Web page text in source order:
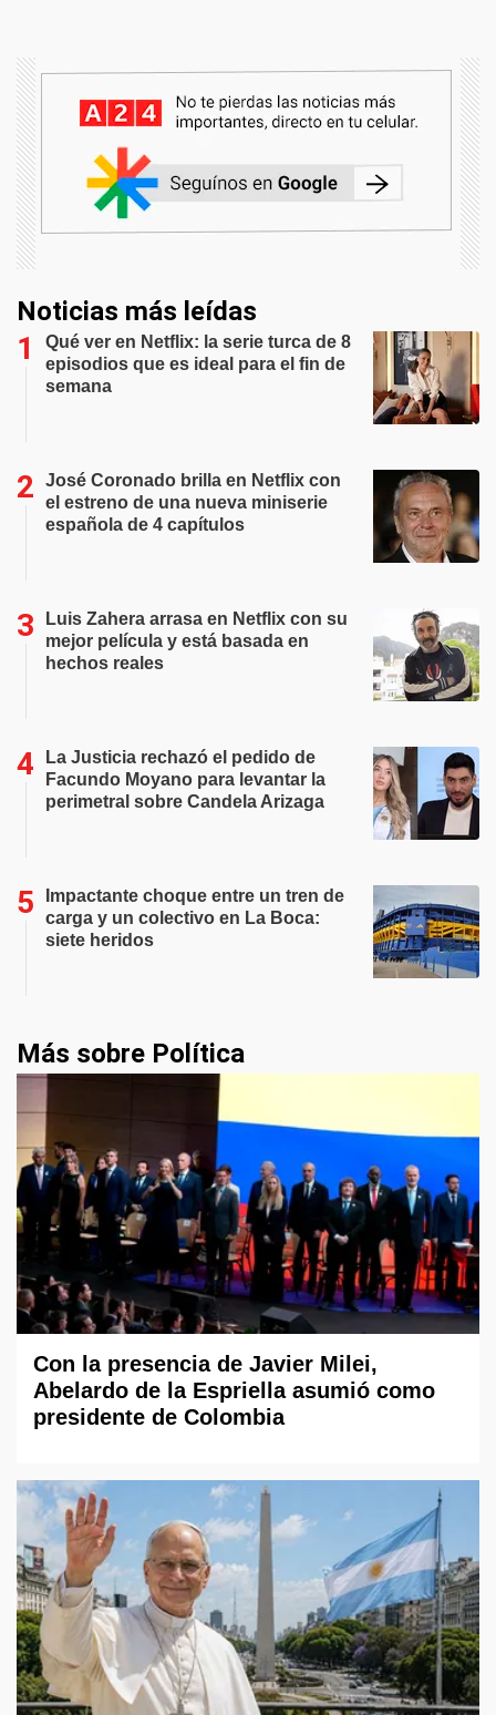
Noticias más leídas
Qué ver en Netflix: la serie turca de 8
episodios que es ideal para el fin de
semana
José Coronado brilla en Netflix con
el estreno de una nueva miniserie
española de 4 capítulos
Luis Zahera arrasa en Netflix con su
mejor película y está basada en
hechos reales
La Justicia rechazó el pedido de
Facundo Moyano para levantar la
perimetral sobre Candela Arizaga
Impactante choque entre un tren de
carga y un colectivo en La Boca:
siete heridos
Más sobre Política
Con la presencia de Javier Milei,
Abelardo de la Espriella asumió como
presidente de Colombia